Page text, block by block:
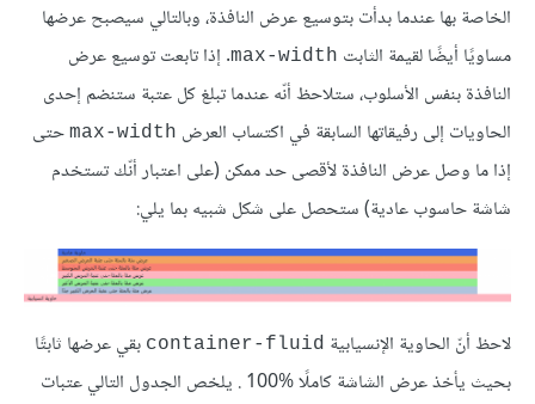
الخاصة بها عندما بدأت بتوسيع عرض النافذة، وبالتالي سيصبح عرضها
مساويًا أيضًا لقيمة الثابت max-width. إذا تابعت توسيع عرض
النافذة بنفس الأسلوب، ستلاحظ أنّه عندما تبلغ كل عتبة ستنضم إحدى
الحاويات إلى رفيقاتها السابقة في اكتساب العرض max-width حتى
إذا ما وصل عرض النافذة لأقصى حد ممكن (على اعتبار أنّك تستخدم
شاشة حاسوب عادية) ستحصل على شكل شبيه بما يلي:
لاحظ أنّ الحاوية الإنسيابية container-fluid بقي عرضها ثابتًا
بحيث يأخذ عرض الشاشة كاملًا ‎ 100%. يلخص الجدول التالي عتبات